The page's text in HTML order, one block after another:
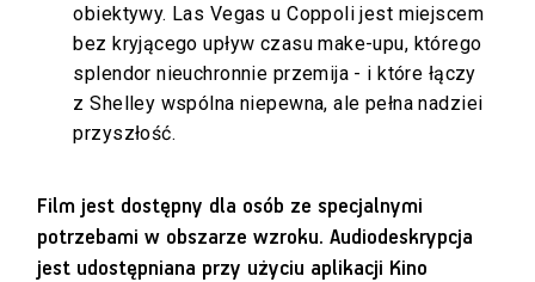
obiektywy. Las Vegas u Coppoli jest miejscem
bez kryjącego upływ czasu make-upu, którego
splendor nieuchronnie przemija - i które łączy
z Shelley wspólna niepewna, ale pełna nadziei
przyszłość.
Film jest dostępny dla osób ze specjalnymi
potrzebami w obszarze wzroku. Audiodeskrypcja
jest udostępniana przy użyciu aplikacji Kino